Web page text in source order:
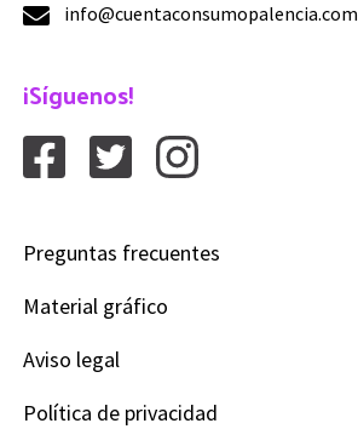
info@cuentaconsumopalencia.com
¡Síguenos!
Preguntas frecuentes
Material gráfico
Aviso legal
Política de privacidad